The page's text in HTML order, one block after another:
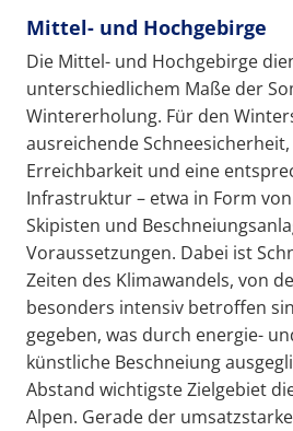
Mittel- und Hochgebirge
Die Mittel- und Hochgebirge
unterschiedlichem Maße der
Wintererholung. Für den
ausreichende
Erreichbarkeit und eine
Infrastruktur – etwa in Form
Skipisten und
Voraussetzungen. Dabei ist
Zeiten des Klimawandels, von
besonders intensiv betroffen
gegeben, was durch energie-
künstliche Beschneiung
Abstand wichtigste Zielgebiet
Alpen. Gerade der